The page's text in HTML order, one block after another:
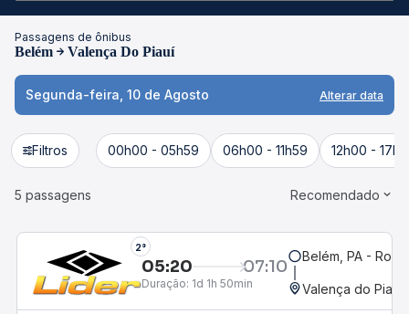
Passagens de ônibus
Belém Valença Do Piauí
Segunda-feira, 10 de Agosto Alterar data
Filtros 00h00 - 05h59 06h00 - 11h59 12h00 -
5 passagens Recomendado
2°
05:20 07:10
Duração: 1d 1h 50min
Belém, PA -
Valença do